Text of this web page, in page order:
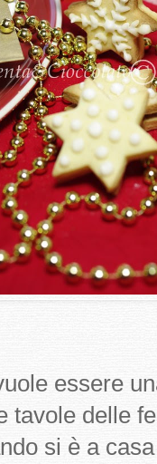
essere
tavole delle
si è a